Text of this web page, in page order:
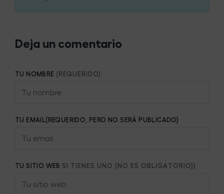
Deja un comentario
TU NOMBRE (REQUERIDO)
TU EMAIL(REQUERIDO, PERO NO SERÁ PUBLICADO)
TU SITIO WEB SI TIENES UNO (NO ES OBLIGATORIO))